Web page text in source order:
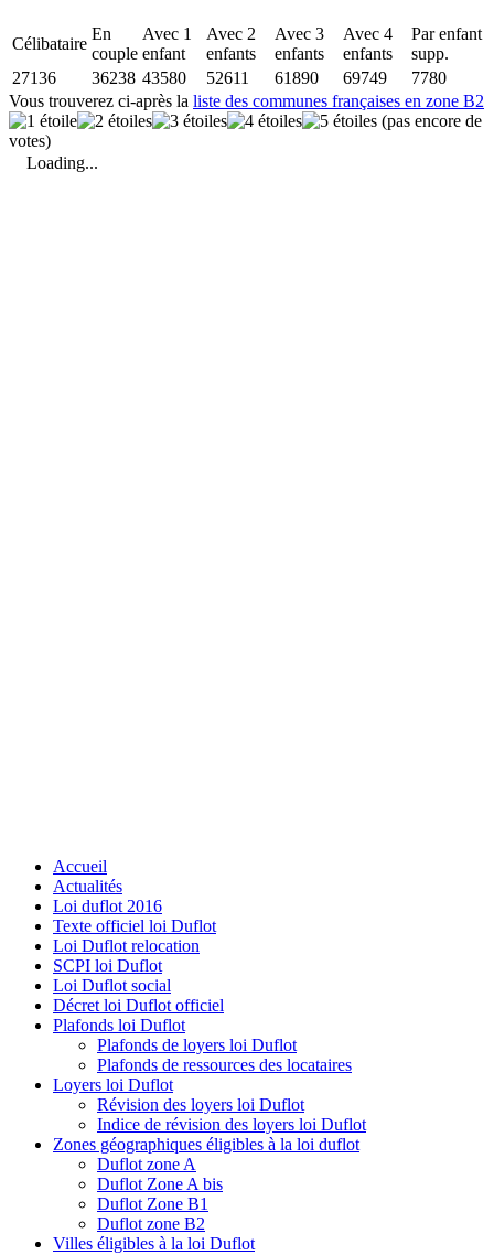
Célibataire
En
couple
Avec 1
enfant
Avec 2
enfants
Avec 3
enfants
Avec 4
enfants
Par enfant
supp.
27136
36238 43580 52611 61890 69749
7780
Vous trouverez ci-après la liste des communes françaises en zone B2
(pas encore de
votes)
Loading...
Accueil
Actualités
Loi duflot 2016
Texte officiel loi Duflot
Loi Duflot relocation
SCPI loi Duflot
Loi Duflot social
Décret loi Duflot officiel
Plafonds loi Duflot
Plafonds de loyers loi Duflot
Plafonds de ressources des locataires
Loyers loi Duflot
Révision des loyers loi Duflot
Indice de révision des loyers loi Duflot
Zones géographiques éligibles à la loi duflot
Duflot zone A
Duflot Zone A bis
Duflot Zone B1
Duflot zone B2
Villes éligibles à la loi Duflot